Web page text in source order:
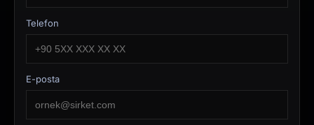
Telefon
E-posta